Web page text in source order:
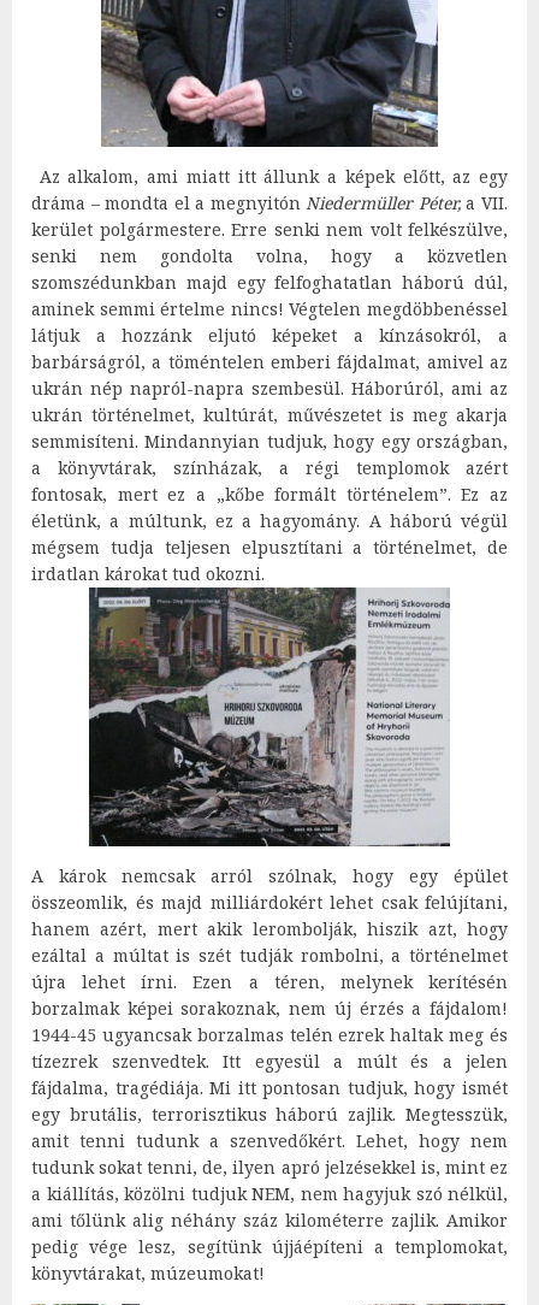
Az alkalom, ami miatt itt állunk a képek előtt, az egy
dráma – mondta el a megnyitónNiedermüller Péter,a VII.
kerület polgármestere. Erre senki nem volt felkészülve,
senki nem gondolta volna, hogy a közvetlen
szomszédunkban majd egy felfoghatatlan háború dúl,
aminek semmi értelme nincs! Végtelen megdöbbenéssel
látjuk a hozzánk eljutó képeket a kínzásokról, a
barbárságról, a töméntelen emberi fájdalmat, amivel az
ukrán nép napról-napra szembesül. Háborúról, ami az
ukrán történelmet, kultúrát, művészetet is meg akarja
semmisíteni. Mindannyian tudjuk, hogy egy országban,
a könyvtárak, színházak, a régi templomok azért
fontosak, mert ez a „kőbe formált történelem”. Ez az
életünk, a múltunk, ez a hagyomány. A háború végül
mégsem tudja teljesen elpusztítani a történelmet, de
irdatlan károkat tud okozni.
A károk nemcsak arról szólnak, hogy egy épület
összeomlik, és majd milliárdokért lehet csak felújítani,
hanem azért, mert akik lerombolják, hiszik azt, hogy
ezáltal a múltat is szét tudják rombolni, a történelmet
újra lehet írni. Ezen a téren, melynek kerítésén
borzalmak képei sorakoznak, nem új érzés a fájdalom!
1944-45 ugyancsak borzalmas telén ezrek haltak meg és
tízezrek szenvedtek. Itt egyesül a múlt és a jelen
fájdalma, tragédiája. Mi itt pontosan tudjuk, hogy ismét
egy brutális, terrorisztikus háború zajlik. Megtesszük,
amit tenni tudunk a szenvedőkért. Lehet, hogy nem
tudunk sokat tenni, de, ilyen apró jelzésekkel is, mint ez
a kiállítás, közölni tudjuk NEM, nem hagyjuk szó nélkül,
ami tőlünk alig néhány száz kilométerre zajlik. Amikor
pedig vége lesz, segítünk újjáépíteni a templomokat,
könyvtárakat, múzeumokat!